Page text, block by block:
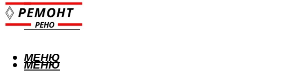
MEGANE
SANDERO
МЕНЮ
МЕНЮ